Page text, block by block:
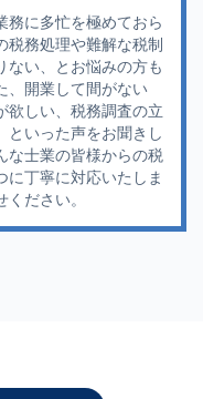
務に多忙を極めておら
税務処理や難解な税制
ない、とお悩みの方も
、開業して間がない
欲しい、税務調査の立
といった声をお聞きし
な士業の皆様からの税
に丁寧に対応いたしま
ださい。